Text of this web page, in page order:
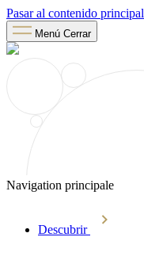
Pasar al contenido principal
Menú Cerrar
Navigation principale
Descubrir